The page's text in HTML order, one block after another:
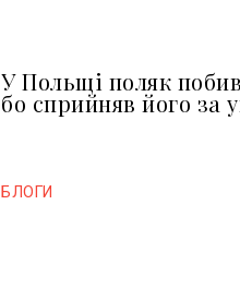
У Польщі поляк
бо сприйняв його за
БЛОГИ